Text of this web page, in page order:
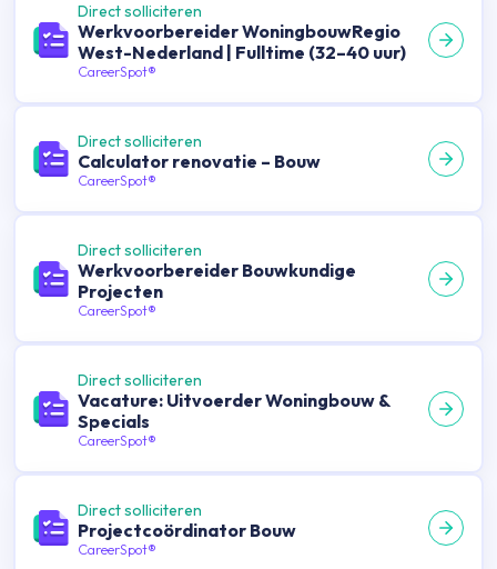
Direct solliciteren
Werkvoorbereider WoningbouwRegio
West-Nederland | Fulltime (32–40 uur)
CareerSpot®
Direct solliciteren
Calculator renovatie – Bouw
CareerSpot®
Direct solliciteren
Werkvoorbereider Bouwkundige
Projecten
CareerSpot®
Direct solliciteren
Vacature: Uitvoerder Woningbouw &
Specials
CareerSpot®
Direct solliciteren
Projectcoördinator Bouw
CareerSpot®